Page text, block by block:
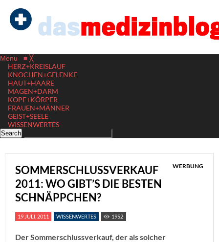
Menu ≡ ╳
HERZ+KREISLAUF
KNOCHEN+GELENKE
HAUT+HAARE
MAGEN+DARM
KOPF+KÖRPER
FRAUEN+MÄNNER
GEIST+SEELE
WISSENWERTES
SOMMERSCHLUSSVERKAUF
2011: WO GIBT’S DIE BESTEN
SCHNÄPPCHEN?
WERBUNG
19 JULI, 2011 WISSENWERTES 1952
Der Sommerschlussverkauf, der als solcher